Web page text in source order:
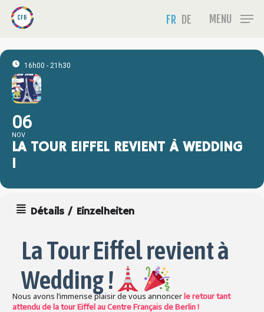
content
FR DE MENU
16h00 - 21h30
06
NOV
LA TOUR EIFFEL REVIENT À WEDDING
!
Détails / Einzelheiten
La Tour Eiffel revient à
Wedding !
Nous avons l’immense plaisir de vous annoncerle retour tant
attendu de la tour Eiffel au Centre Français de Berlin !